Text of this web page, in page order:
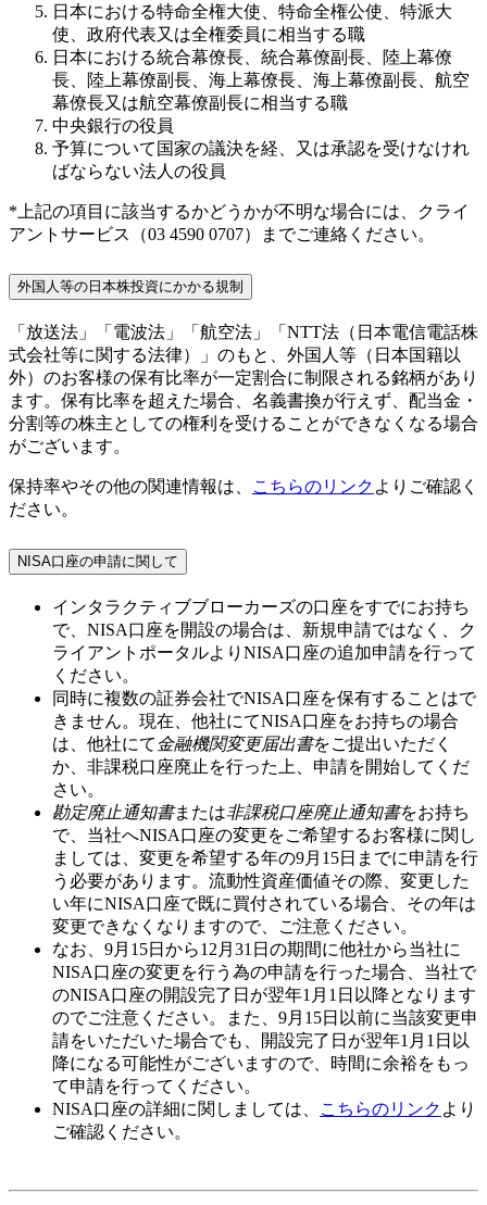
日本における特命全権大使、特命全権公使、特派大
使、政府代表又は全権委員に相当する職
日本における統合幕僚長、統合幕僚副長、陸上幕僚
長、陸上幕僚副長、海上幕僚長、海上幕僚副長、航空
幕僚長又は航空幕僚副長に相当する職
中央銀行の役員
予算について国家の議決を経、又は承認を受けなけれ
ばならない法人の役員
*上記の項目に該当するかどうかが不明な場合には、クライ
アントサービス（03 4590 0707）までご連絡ください。
外国人等の日本株投資にかかる規制
「放送法」「電波法」「航空法」「NTT法（日本電信電話株
式会社等に関する法律）」のもと、外国人等（日本国籍以
外）のお客様の保有比率が一定割合に制限される銘柄があり
ます。保有比率を超えた場合、名義書換が行えず、配当金・
分割等の株主としての権利を受けることができなくなる場合
がございます。
保持率やその他の関連情報は、 こちらのリンク よりご確認く
ださい。
NISA口座の申請に関して
インタラクティブブローカーズの口座をすでにお持ち
で、NISA口座を開設の場合は、新規申請ではなく、ク
ライアントポータルよりNISA口座の追加申請を行って
ください。
同時に複数の証券会社でNISA口座を保有することはで
きません。現在、他社にてNISA口座をお持ちの場合
は、他社にて 金融機関変更届出書をご提出いただく
か、非課税口座廃止を行った上、申請を開始してくだ
さい。
勘定廃止通知書または非課税口座廃止通知書をお持ち
で、当社へNISA口座の変更をご希望するお客様に関し
ましては、変更を希望する年の9月15日 までに申請を行
う必要があります。流動性資産価値その際、変更した
い年にNISA口座で既に買付されている場合、その年は
変更できなくなりますので、ご注意ください。
なお、 9月15日から12月31日 の期間に他社から当社に
NISA口座の変更を行う為の申請を行った場合、当社で
のNISA口座の開設完了日が翌年1月1日 以降となります
のでご注意ください。また、 9月15日以前に当該変更申
請をいただいた場合でも、開設完了日が翌年1月1日以
降になる可能性がございますので、時間に余裕をもっ
て申請を行ってください。
NISA口座の詳細に関しましては、
こちらのリンク より
ご確認ください。